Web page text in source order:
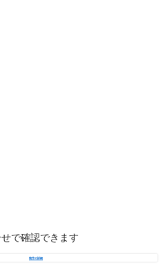
で確認できます
物件の詳細